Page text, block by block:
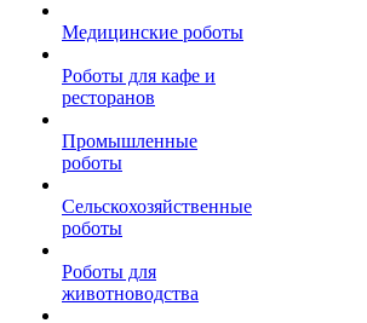
Медицинские роботы
Роботы для кафе и
ресторанов
Промышленные
роботы
Сельскохозяйственные
роботы
Роботы для
животноводства